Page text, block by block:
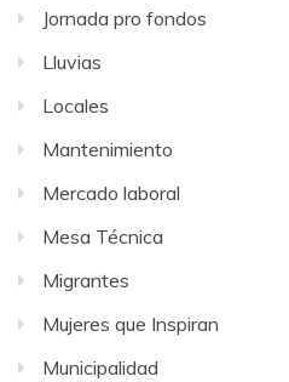
Jornada pro fondos
Lluvias
Locales
Mantenimiento
Mercado laboral
Mesa Técnica
Migrantes
Mujeres que Inspiran
Municipalidad